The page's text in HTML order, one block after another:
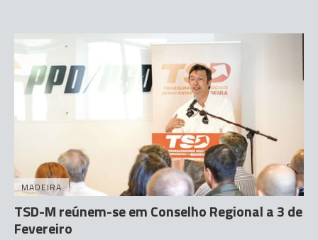
MADEIRA
TSD-M reúnem-se em Conselho Regional a 3 de
Fevereiro